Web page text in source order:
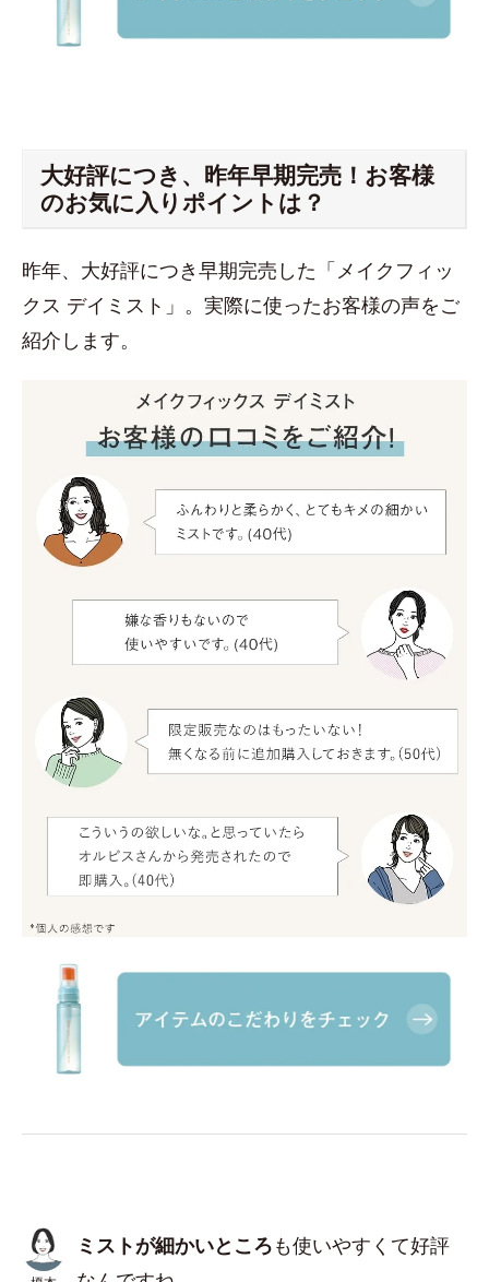
大好評につき、昨年早期完売！お客様
のお気に入りポイントは？
昨年、大好評につき早期完売した「メイクフィッ
クス デイミスト」。実際に使ったお客様の声をご
紹介します。
ミストが細かいところも使いやすくて好評